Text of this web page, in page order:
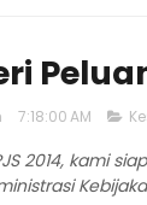
7:18:00 AM
2014, kami